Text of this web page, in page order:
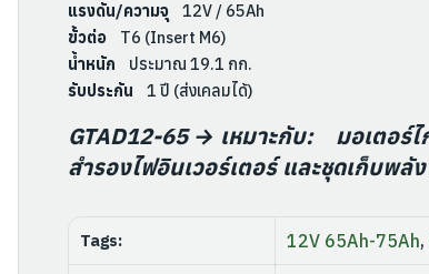
แรงดัน/ความจุ 12V / 65Ah
ขั้วต่อ T6 (Insert M6)
น้ำหนัก ประมาณ 19.1 กก.
รับประกัน 1 ปี (ส่งเคลมได้)
GTAD12-65 → เหมาะกับ:มอเตอร์ไก
สำรองไฟอินเวอร์เตอร์ และชุดเก็บพลั
Tags: 12V 65Ah-75Ah,